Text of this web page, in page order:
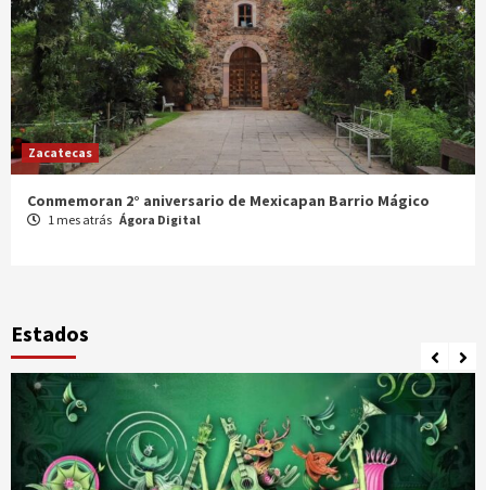
Zacatecas
Celebran XX Cabalgata Toma de Zacatecas
1 mes atrás Ágora Digital
Estados